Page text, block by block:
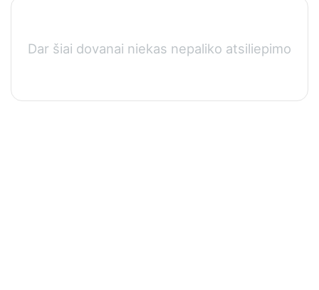
Dar šiai dovanai niekas nepaliko atsiliepimo